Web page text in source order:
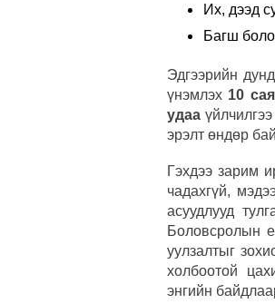
Их, дээд
Багш
Эдгээрийн
үнэмлэх 10
удаа
эрэлт өндөр
Гэхдээ зарим
чадахгүй,
асуудлууд
Боловсролын
уулзалтыг
холбоотой
энгийн